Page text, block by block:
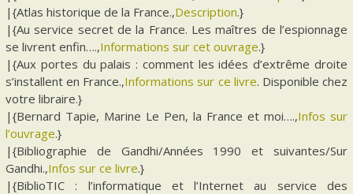
|{Atlas historique de la France.,Description.}
|{Au service secret de la France. Les maîtres de l’espionnage
se livrent enfin….,Informations sur cet ouvrage.}
|{Aux portes du palais : comment les idées d’extrême droite
s’installent en France.,Informations sur ce livre. Disponible chez
votre libraire.}
|{Bernard Tapie, Marine Le Pen, la France et moi….,Infos sur
l’ouvrage.}
|{Bibliographie de Gandhi/Années 1990 et suivantes/Sur
Gandhi.,Infos sur ce livre.}
|{BiblioTIC : l’informatique et l’Internet au service des